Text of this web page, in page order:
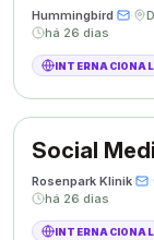
Hummingbird· ·
há 26 dias
INTERNACIONAL
Social
Rosenpark Klinik· ·
há 26 dias
INTERNACIONAL